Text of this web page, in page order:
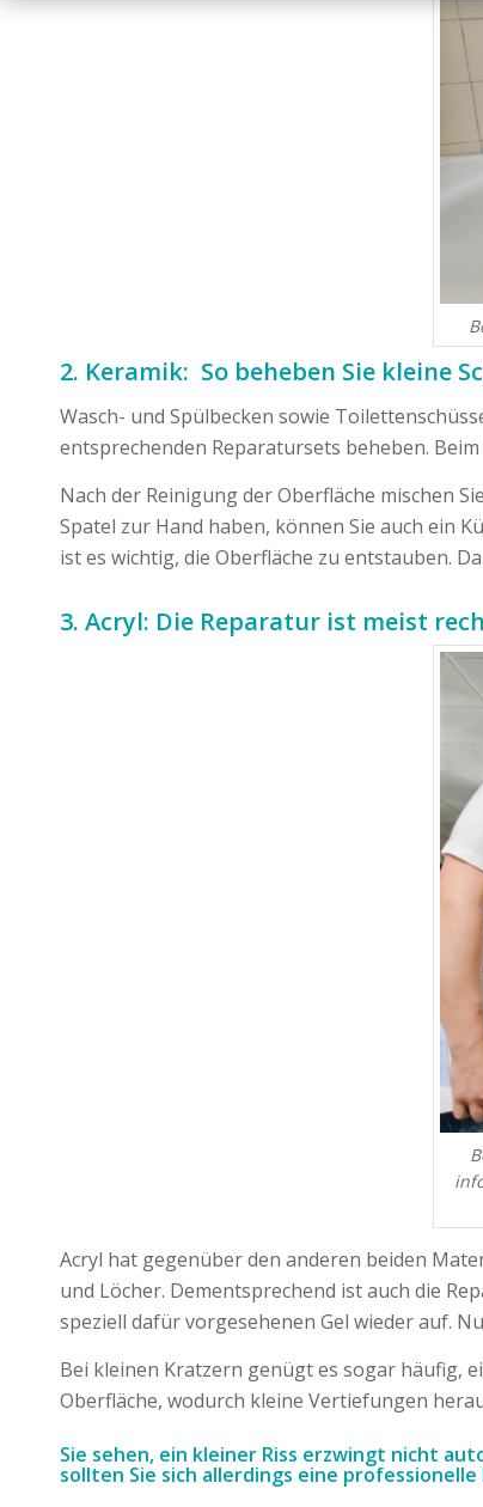
2. Keramik: So beheben Sie kleine
Wasch- und Spülbecken sowie
entsprechenden Reparatursets beheben.
Nach der Reinigung der Oberfläche mischen
Spatel zur Hand haben, können Sie auch ein
ist es wichtig, die Oberfläche zu entstauben.
3. Acryl: Die Reparatur ist meist
Acryl hat gegenüber den anderen beiden
und Löcher. Dementsprechend ist auch die
speziell dafür vorgesehenen Gel wieder auf.
Bei kleinen Kratzern genügt es sogar häufig,
Oberfläche, wodurch kleine Vertiefungen
Sie sehen, ein kleiner Riss erzwingt nicht
sollten Sie sich allerdings eine